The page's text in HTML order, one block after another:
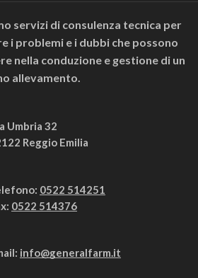
servizi di consulenza tecnica per
i problemi e i dubbi che possono
nella conduzione e gestione di un
allevamento.
Umbria 32
Reggio Emilia
0522 514251
0522 514376
info@generalfarm.it